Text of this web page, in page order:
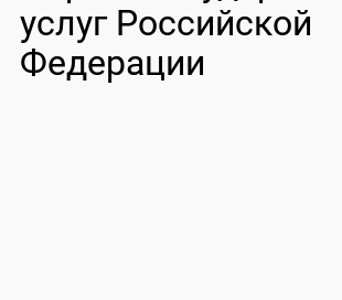
услуг Российской
Федерации